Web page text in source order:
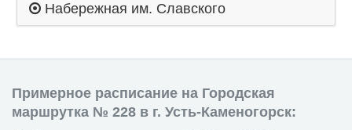
Набережная им. Славского
Примерное расписание на Городская
маршрутка № 228 в г. Усть-Каменогорск: